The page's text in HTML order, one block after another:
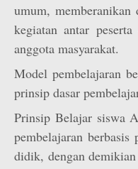
umum,
kegiatan antar
anggota masyarakat.
Model pembelajaran
prinsip dasar
Prinsip Belajar siswa
pembelajaran berbasis
didik, dengan